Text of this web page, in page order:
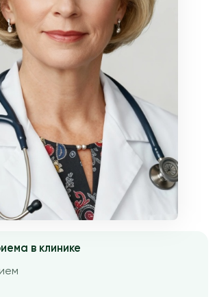
в клинике